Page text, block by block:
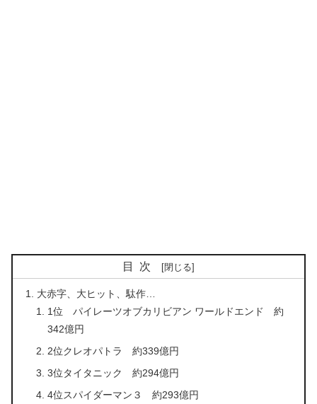
目次
大赤字、大ヒット、駄作…
1位 パイレーツオブカリビアン ワールドエンド 約
342億円
2位クレオパトラ 約339億円
3位タイタニック 約294億円
4位スパイダーマン３ 約293億円